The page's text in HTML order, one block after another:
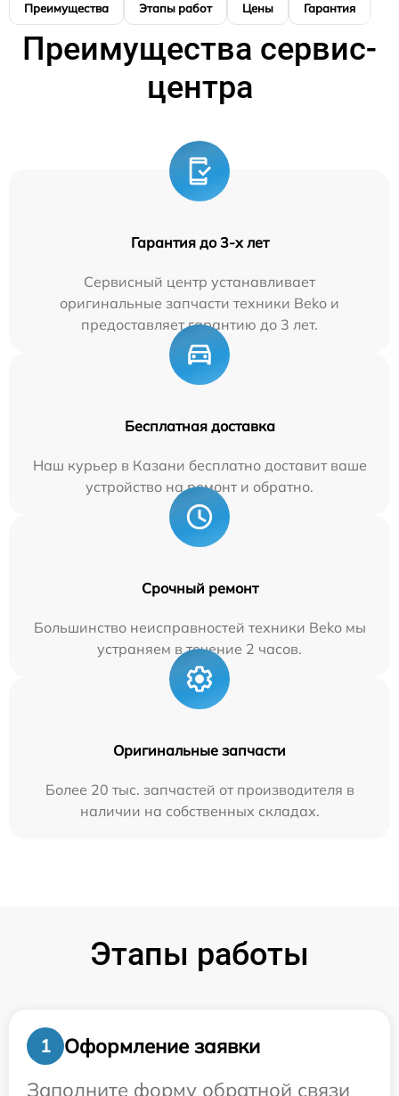
Преимущества Этапы работ Цены Гарантия
Преимущества сервис-
центра
Гарантия до 3-х лет
Сервисный центр устанавливает
оригинальные запчасти техники Beko и
предоставляет гарантию до 3 лет.
Бесплатная доставка
Наш курьер в Казани бесплатно доставит ваше
устройство на ремонт и обратно.
Срочный ремонт
Большинство неисправностей техники Beko мы
устраняем в течение 2 часов.
Оригинальные запчасти
Более 20 тыс. запчастей от производителя в
наличии на собственных складах.
Этапы работы
1
Оформление заявки
Заполните форму обратной связи